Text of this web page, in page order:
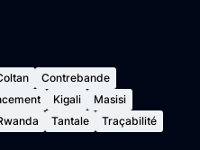
Contrebande
Kigali
Masisi
Tantale Traçabilité